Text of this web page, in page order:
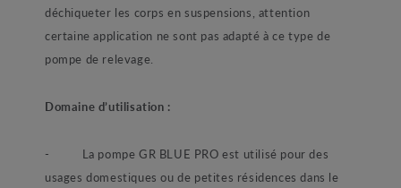
déchiqueter les corps en suspensions, attention
certaine application ne sont pas adapté à ce type de
pompe de relevage.
Domaine d’utilisation :
- La pompe GR BLUE PRO est utilisé pour des
usages domestiques ou de petites résidences dans le